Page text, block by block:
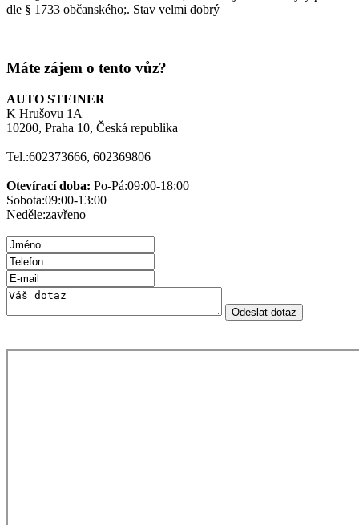
dle § 1733 občanského;. Stav velmi dobrý
Máte zájem o tento vůz?
AUTO STEINER
K Hrušovu 1A
10200, Praha 10, Česká republika
Tel.:602373666, 602369806
Otevírací doba: Po-Pá:09:00-18:00
Sobota:09:00-13:00
Neděle:zavřeno